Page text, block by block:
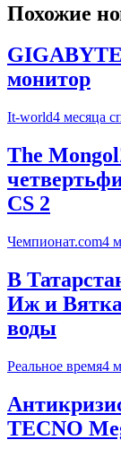
Похожие
монитор
It-world4 месяца
The
CS 2
Чемпионат.com4
В
Иж и
воды
Реальное время4
TECNO